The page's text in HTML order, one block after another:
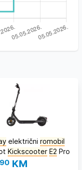
električni romobil
Kickscooter E2 Pro
KM